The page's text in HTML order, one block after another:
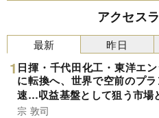
アクセス
最新
日揮・千代田化工・東洋エ
に転換へ、世界で空前のプ
速…収益基盤として狙う市場
宗 敦司
昨日